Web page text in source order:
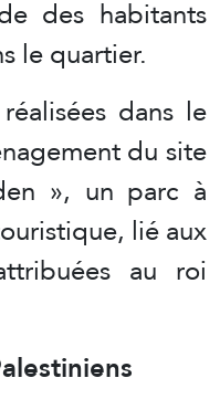
des habitants
le quartier.
dans le
du site
», un parc à
lié aux
au roi